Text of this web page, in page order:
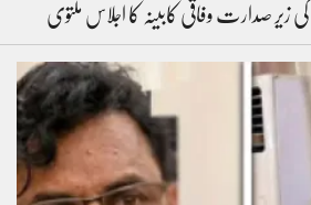
زیر صدارت وفاقی کابینہ کا اجلاس ملتوی